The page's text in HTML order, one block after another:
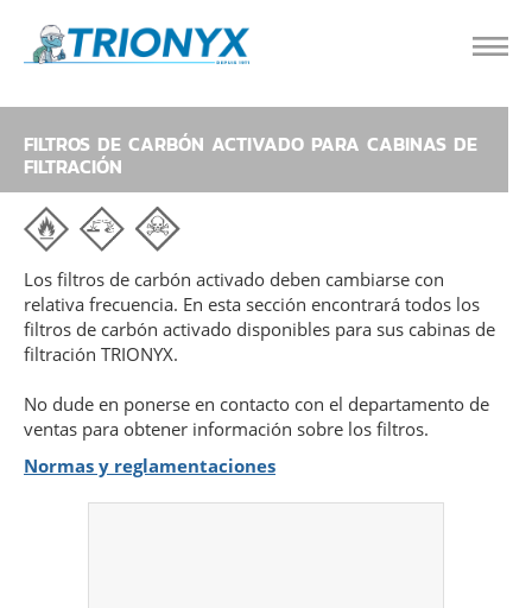
FILTROS DE CARBÓN ACTIVADO PARA CABINAS DE
FILTRACIÓN
Los filtros de carbón activado deben cambiarse con
relativa frecuencia. En esta sección encontrará todos los
filtros de carbón activado disponibles para sus cabinas de
filtración TRIONYX.
No dude en ponerse en contacto con el departamento de
ventas para obtener información sobre los filtros.
Normas y reglamentaciones